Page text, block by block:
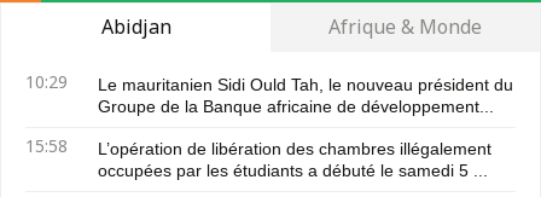
Abidjan Afrique & Monde
10:29
Le mauritanien Sidi Ould Tah, le nouveau président du
Groupe de la Banque africaine de développement...
15:58
L’opération de libération des chambres illégalement
occupées par les étudiants a débuté le samedi 5 ...